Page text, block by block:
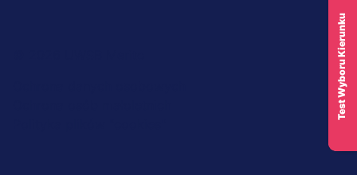
Test Wyboru Kierunku